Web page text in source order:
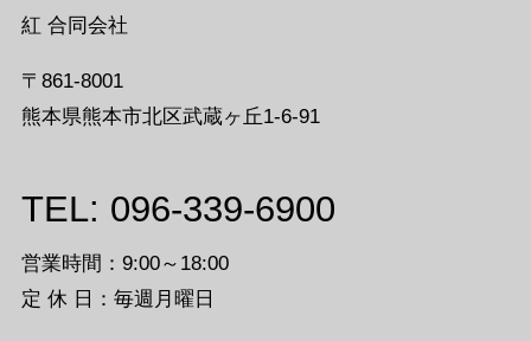
紅 合同会社
〒861-8001
熊本県熊本市北区武蔵ヶ丘1-6-91
TEL: 096-339-6900
営業時間：9:00～18:00
定 休 日：毎週月曜日